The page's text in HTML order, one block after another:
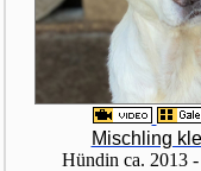
Mischling
Hündin ca. 2013